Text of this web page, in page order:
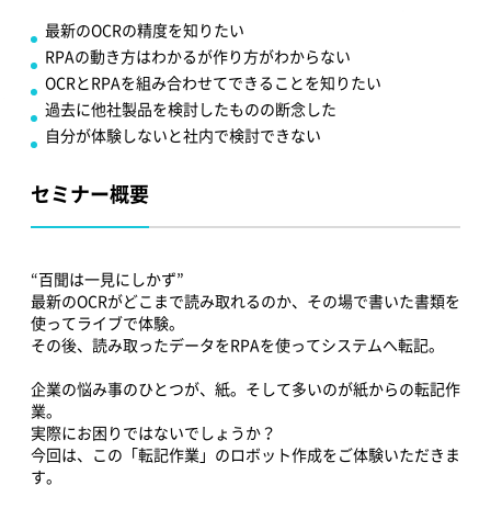
最新のOCRの精度を知りたい
RPAの動き方はわかるが作り方がわからない
OCRとRPAを組み合わせてできることを知りたい
過去に他社製品を検討したものの断念した
自分が体験しないと社内で検討できない
セミナー概要
“百聞は一見にしかず”
最新のOCRがどこまで読み取れるのか、その場で書いた書類を
使ってライブで体験。
その後、読み取ったデータをRPAを使ってシステムへ転記。
企業の悩み事のひとつが、紙。そして多いのが紙からの転記作
業。
実際にお困りではないでしょうか？
今回は、この「転記作業」のロボット作成をご体験いただきま
す。